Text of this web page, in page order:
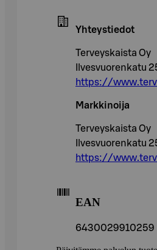
Yhteystiedot
Terveyskaista Oy
Ilvesvuorenkatu
https://
Markkinoija
Terveyskaista Oy
Ilvesvuorenkatu
https://
EAN
6430029910259